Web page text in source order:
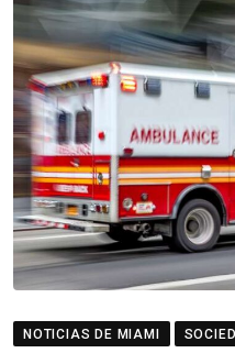
NOTICIAS DE MIAMI